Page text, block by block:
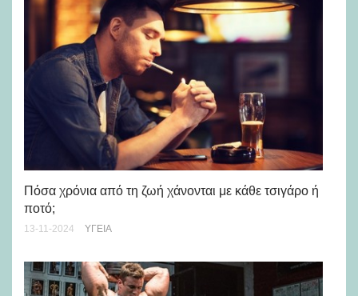
Πόσα χρόνια από τη ζωή χάνονται με κάθε τσιγάρο ή
ποτό;
13-11-2024 ΥΓΕΊΑ